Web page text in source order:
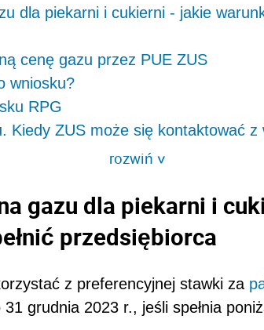
dla piekarni i cukierni - jakie
cenę gazu przez PUE ZUS
wniosku?
RPG
Kiedy ZUS może się kontaktować z
rozwiń>
gazu dla piekarni i
przedsiębiorca
z preferencyjnej stawki za
grudnia 2023 r., jeśli spełnia